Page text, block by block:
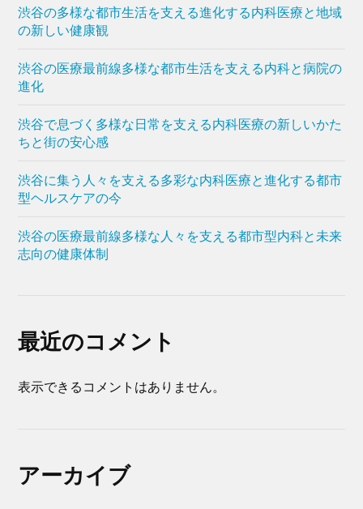
渋谷の多様な都市生活を支える進化する内科医療と地域
の新しい健康観
渋谷の医療最前線多様な都市生活を支える内科と病院の
進化
渋谷で息づく多様な日常を支える内科医療の新しいかた
ちと街の安心感
渋谷に集う人々を支える多彩な内科医療と進化する都市
型ヘルスケアの今
渋谷の医療最前線多様な人々を支える都市型内科と未来
志向の健康体制
最近のコメント
表示できるコメントはありません。
アーカイブ